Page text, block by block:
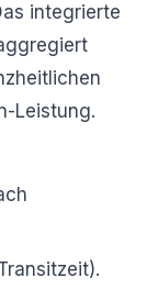
integrierte
Leistung.